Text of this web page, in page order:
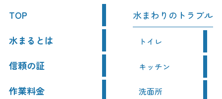
TOP
水まるとは
信頼の証
作業料金
水まわりのトラブル
トイレ
キッチン
洗面所